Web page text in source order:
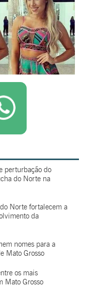
perturbação do
do Norte na
Norte fortalecem a
da
nomes para a
Mato Grosso
os mais
Mato Grosso